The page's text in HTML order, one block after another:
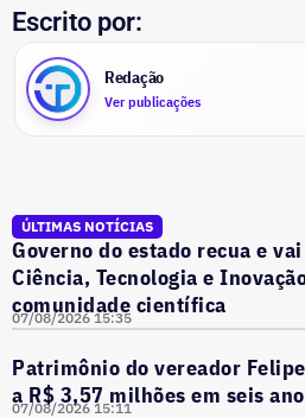
Escrito por:
Redação
Ver publicações
ÚLTIMAS NOTÍCIAS
Governo do estado recua e
Ciência, Tecnologia e
comunidade científica
07/08/2026 15:35
Patrimônio do vereador
a R$ 3,57 milhões em seis
07/08/2026 15:11